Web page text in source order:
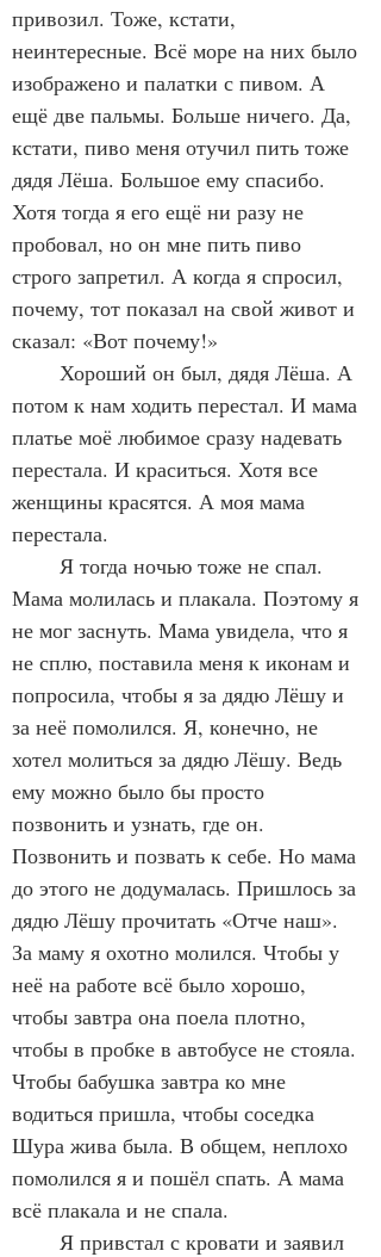
привозил. Тоже, кстати,
неинтересные. Всё море на них было
изображено и палатки с пивом. А
ещё две пальмы. Больше ничего. Да,
кстати, пиво меня отучил пить тоже
дядя Лёша. Большое ему спасибо.
Хотя тогда я его ещё ни разу не
пробовал, но он мне пить пиво
строго запретил. А когда я спросил,
почему, тот показал на свой живот и
сказал: «Вот почему!»
потом к нам ходить перестал. И мама
платье моё любимое сразу надевать
перестала. И краситься. Хотя все
женщины красятся. А моя мама
перестала.
Мама молилась и плакала. Поэтому я
не мог заснуть. Мама увидела, что я
не сплю, поставила меня к иконам и
попросила, чтобы я за дядю Лёшу и
за неё помолился. Я, конечно, не
хотел молиться за дядю Лёшу. Ведь
ему можно было бы просто
позвонить и узнать, где он.
Позвонить и позвать к себе. Но мама
до этого не додумалась. Пришлось за
дядю Лёшу прочитать «Отче наш».
За маму я охотно молился. Чтобы у
неё на работе всё было хорошо,
чтобы завтра она поела плотно,
чтобы в пробке в автобусе не стояла.
Чтобы бабушка завтра ко мне
водиться пришла, чтобы соседка
Шура жива была. В общем, неплохо
помолился я и пошёл спать. А мама
всё плакала и не спала.